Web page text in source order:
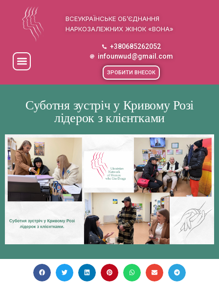
ВСЕУКРАЇНСЬКЕ ОБ’ЄДНАННЯ
НАРКОЗАЛЕЖНИХ ЖІНОК «ВОНА»
+380685262052
infounwud@gmail.com
ЗРОБИТИ ВНЕСОК
Cуботня зустріч у Кривому Розі
лідерок з клієнтками